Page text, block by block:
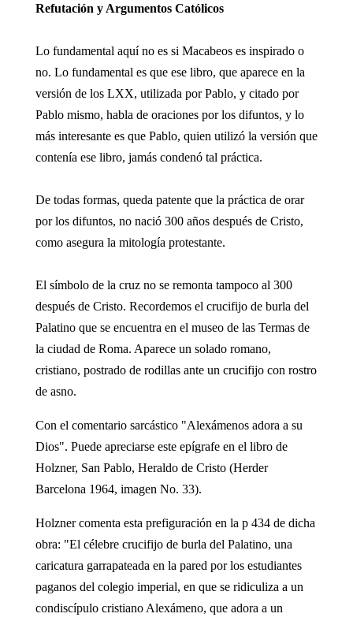
Refutación y Argumentos Católicos
Lo fundamental aquí no es si Macabeos es inspirado o
no. Lo fundamental es que ese libro, que aparece en la
versión de los LXX, utilizada por Pablo, y citado por
Pablo mismo, habla de oraciones por los difuntos, y lo
más interesante es que Pablo, quien utilizó la versión que
contenía ese libro, jamás condenó tal práctica.
De todas formas, queda patente que la práctica de orar
por los difuntos, no nació 300 años después de Cristo,
como asegura la mitología protestante.
El símbolo de la cruz no se remonta tampoco al 300
después de Cristo. Recordemos el crucifijo de burla del
Palatino que se encuentra en el museo de las Termas de
la ciudad de Roma. Aparece un solado romano,
cristiano, postrado de rodillas ante un crucifijo con rostro
de asno.
Con el comentario sarcástico "Alexámenos adora a su
Dios". Puede apreciarse este epígrafe en el libro de
Holzner, San Pablo, Heraldo de Cristo (Herder
Barcelona 1964, imagen No. 33).
Holzner comenta esta prefiguración en la p 434 de dicha
obra: "El célebre crucifijo de burla del Palatino, una
caricatura garrapateada en la pared por los estudiantes
paganos del colegio imperial, en que se ridiculiza a un
condiscípulo cristiano Alexámeno, que adora a un